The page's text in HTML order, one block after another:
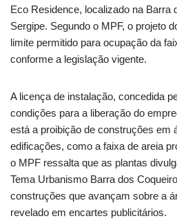
Eco Residence, localizado na Barra
Sergipe. Segundo o MPF, o projeto
limite permitido para ocupação da
conforme a legislação vigente.
A licença de instalação, concedida
condições para a liberação do
está a proibição de construções em
edificações, como a faixa de areia
o MPF ressalta que as plantas
Tema Urbanismo Barra dos
construções que avançam sobre a
revelado em encartes publicitários.